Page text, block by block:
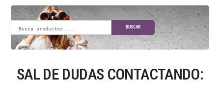
BUSCAR
SAL DE DUDAS CONTACTANDO: